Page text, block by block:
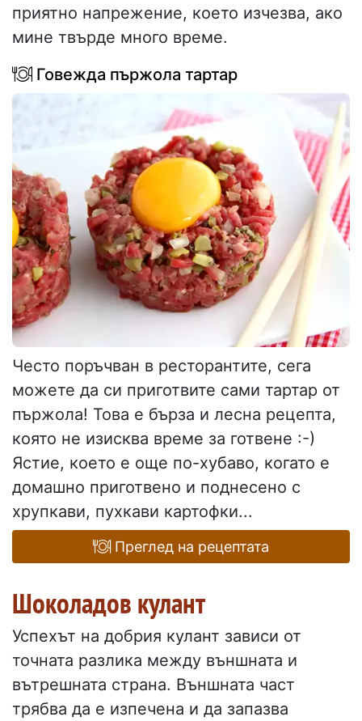
приятно напрежение, което изчезва, ако
мине твърде много време.
Говежда пържола тартар
Често поръчван в ресторантите, сега
можете да си приготвите сами тартар от
пържола! Това е бърза и лесна рецепта,
която не изисква време за готвене :-)
Ястие, което е още по-хубаво, когато е
домашно приготвено и поднесено с
хрупкави, пухкави картофки...
Преглед на рецептата
Шоколадов кулант
Успехът на добрия кулант зависи от
точната разлика между външната и
вътрешната страна. Външната част
трябва да е изпечена и да запазва